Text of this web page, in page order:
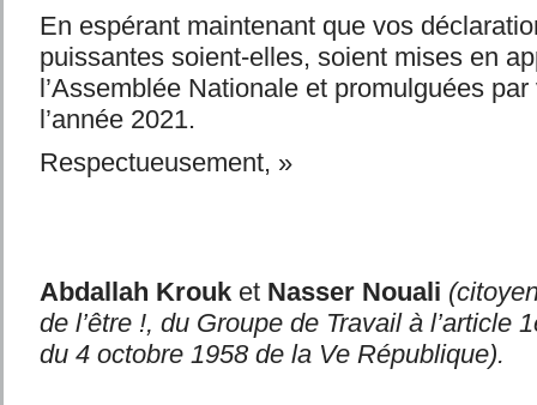
En espérant maintenant que vos
puissantes soient-elles, soient mises en
l’Assemblée Nationale et promulguées
l’année 2021.
Respectueusement, »
Abdallah KrouketNasser Nouali
de l’être !, du Groupe de Travail à l’article
du 4 octobre 1958 de la Ve République).